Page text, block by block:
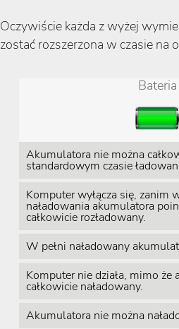
Oczywiście każda z wyżej
zostać rozszerzona w czasie na
Bateria
Akumulatora nie można
standardowym czasie
Komputer wyłącza się, zanim
naładowania akumulatora
całkowicie rozładowany.
W pełni naładowany
Komputer nie działa, mimo że
całkowicie naładowany.
Akumulatora nie można